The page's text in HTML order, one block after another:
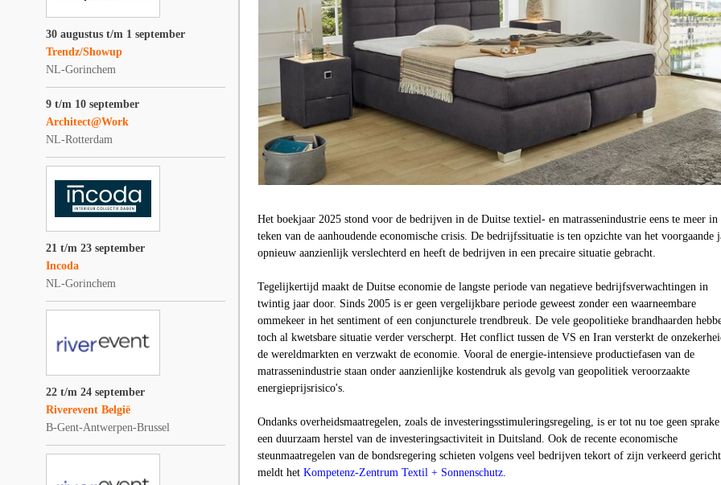
30 augustus t/m 1 september
Trendz/Showup
NL-Gorinchem
9 t/m 10 september
Architect@Work
NL-Rotterdam
21 t/m 23 september
Incoda
NL-Gorinchem
22 t/m 24 september
Riverevent België
B-Gent-Antwerpen-Brussel
Het boekjaar 2025 stond voor de bedrijven in de Duitse textiel- en matrassenindustrie eens te meer in
teken van de aanhoudende economische crisis. De bedrijfssituatie is ten opzichte van het voorgaande
opnieuw aanzienlijk verslechterd en heeft de bedrijven in een precaire situatie gebracht.
Tegelijkertijd maakt de Duitse economie de langste periode van negatieve bedrijfsverwachtingen in
twintig jaar door. Sinds 2005 is er geen vergelijkbare periode geweest zonder een waarneembare
ommekeer in het sentiment of een conjuncturele trendbreuk. De vele geopolitieke brandhaarden
toch al kwetsbare situatie verder verscherpt. Het conflict tussen de VS en Iran versterkt de
de wereldmarkten en verzwakt de economie. Vooral de energie-intensieve productiefasen van de
matrassenindustrie staan onder aanzienlijke kostendruk als gevolg van geopolitiek veroorzaakte
energieprijsrisico's.
Ondanks overheidsmaatregelen, zoals de investeringsstimuleringsregeling, is er tot nu toe geen
een duurzaam herstel van de investeringsactiviteit in Duitsland. Ook de recente economische
steunmaatregelen van de bondsregering schieten volgens veel bedrijven tekort of zijn verkeerd
meldt het Kompetenz-Zentrum Textil + Sonnenschutz.